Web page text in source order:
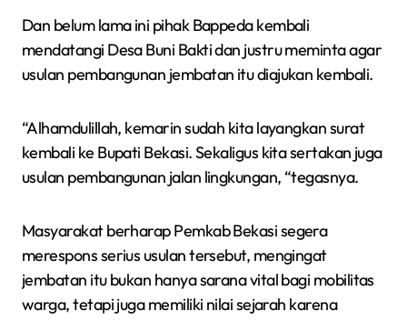
Dan belum lama ini pihak Bappeda kembali
mendatangi Desa Buni Bakti dan justru meminta agar
usulan pembangunan jembatan itu diajukan kembali.
“Alhamdulillah, kemarin sudah kita layangkan surat
kembali ke Bupati Bekasi. Sekaligus kita sertakan juga
usulan pembangunan jalan lingkungan, “tegasnya.
Masyarakat berharap Pemkab Bekasi segera
merespons serius usulan tersebut, mengingat
jembatan itu bukan hanya sarana vital bagi mobilitas
warga, tetapi juga memiliki nilai sejarah karena